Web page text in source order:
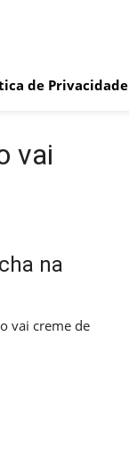
de Privacidade
vai
na
vai creme de